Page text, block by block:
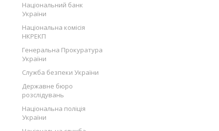
Національний банк
України
Національна комісія
НКРЕКП
Генеральна Прокуратура
України
Служба безпеки України
Державне бюро
розслідувань
Національна поліція
України